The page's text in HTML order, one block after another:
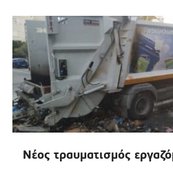
Νέος τραυματισμός